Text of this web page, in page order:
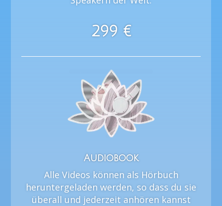
299 €
Audiobook
Alle Videos können als Hörbuch
heruntergeladen werden, so dass du sie
überall und jederzeit anhören kannst